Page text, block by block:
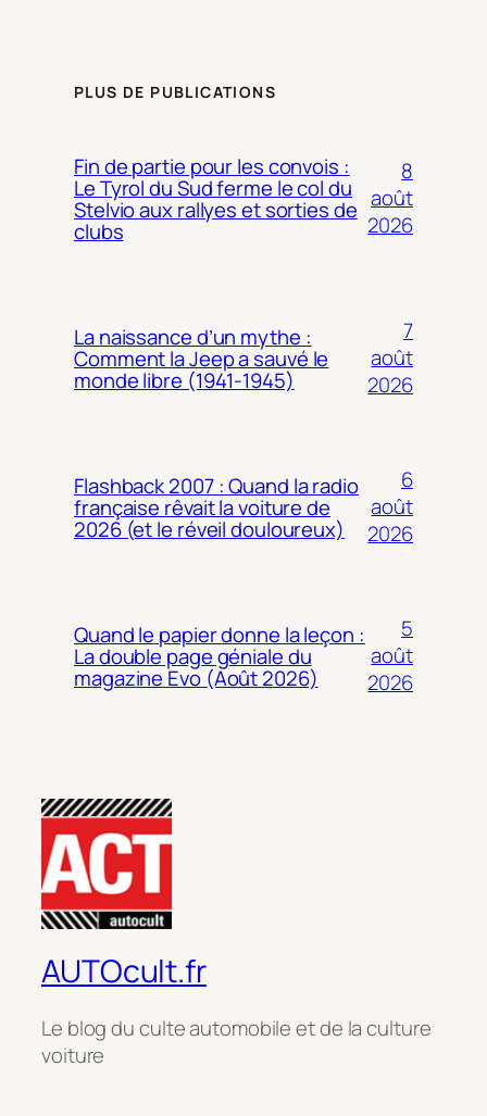
PLUS DE PUBLICATIONS
Fin de partie pour les convois :
Le Tyrol du Sud ferme le col du
Stelvio aux rallyes et sorties de
clubs
8
août
2026
La naissance d’un mythe :
Comment la Jeep a sauvé le
monde libre (1941-1945)
7
août
2026
Flashback 2007 : Quand la radio
française rêvait la voiture de
2026 (et le réveil douloureux)
6
août
2026
Quand le papier donne la leçon :
La double page géniale du
magazine Evo (Août 2026)
5
août
2026
AUTOcult.fr
Le blog du culte automobile et de la culture
voiture